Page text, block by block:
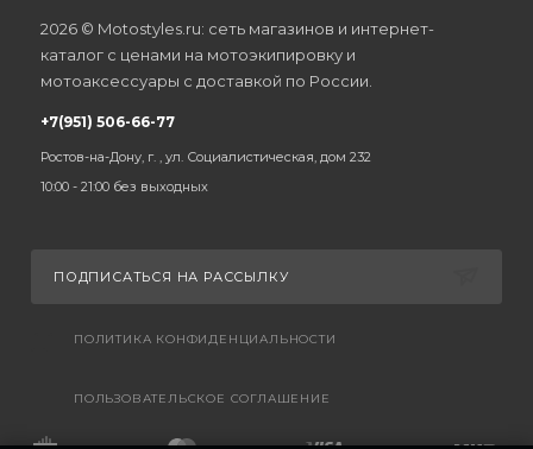
2026 © Motostyles.ru: сеть магазинов и интернет-
каталог с ценами на мотоэкипировку и
мотоаксессуары с доставкой по России.
+7(951) 506-66-77
Ростов-на-Дону, г. , ул. Социалистическая, дом 232
10:00 - 21:00 без выходных
ПОДПИСАТЬСЯ НА РАССЫЛКУ
ПОЛИТИКА КОНФИДЕНЦИАЛЬНОСТИ
ПОЛЬЗОВАТЕЛЬСКОЕ СОГЛАШЕНИЕ